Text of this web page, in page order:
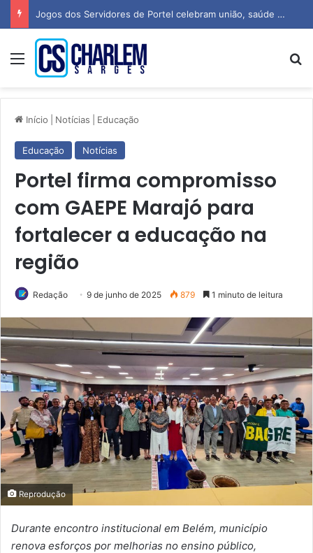
Jogos dos Servidores de Portel celebram união, saúde e espírito esportivo
Menu
Início Notícias Educação
Educação Notícias
Portel firma compromisso
com GAEPE Marajó para
fortalecer a educação na
região
Redação 9 de junho de 2025 879 1 minuto de leitura
Reprodução
Durante encontro institucional em Belém, município
renova esforços por melhorias no ensino público,